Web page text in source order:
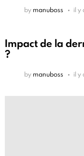
by manuboss il y
Impact de la
?
by manuboss il y